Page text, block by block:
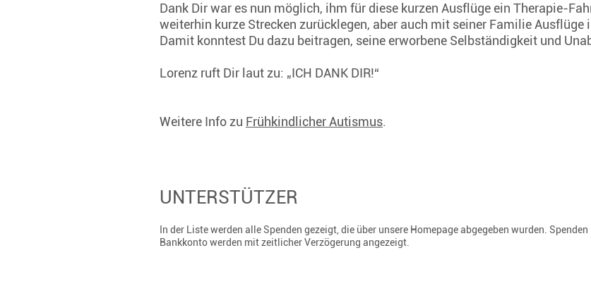
Dank Dir war es nun möglich, ihm für diese kurzen Ausflüge ein Therapie-
weiterhin kurze Strecken zurücklegen, aber auch mit seiner Familie Ausflüge
Damit konntest Du dazu beitragen, seine erworbene Selbständigkeit und
Lorenz ruft Dir laut zu: „ICH DANK DIR!“
Weitere Info zu Frühkindlicher Autismus.
UNTERSTÜTZER
In der Liste werden alle Spenden gezeigt, die über unsere Homepage abgegeben wurden.
Bankkonto werden mit zeitlicher Verzögerung angezeigt.